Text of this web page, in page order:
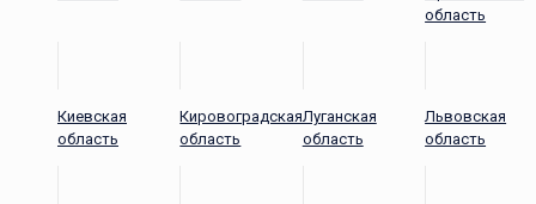
область
Киевская
область
Кировоградская
область
Луганская
область
Львовская
область